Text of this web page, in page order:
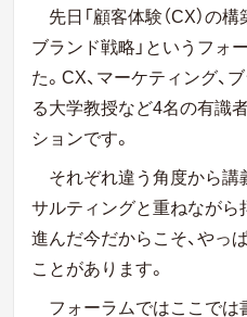
先日「顧客体験（CX）の
ブランド戦略」というフォ
た。CX、マーケティング、
る大学教授など4名の有識
ションです。
それぞれ違う角度から講
サルティングと重ねながら
進んだ今だからこそ、やっ
ことがあります。
フォーラムではここで